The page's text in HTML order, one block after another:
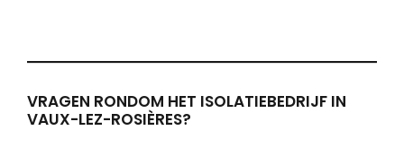
VRAGEN RONDOM HET ISOLATIEBEDRIJF IN
VAUX-LEZ-ROSIÈRES?